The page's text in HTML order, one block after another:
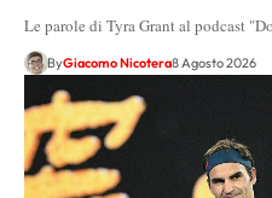
Le parole di Tyra Grant al podcast
ByGiacomo Nicotera8 Agosto 2026